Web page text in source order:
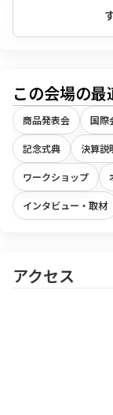
この会場の
商品発表会 国際
記念式典 決算説
ワークショップ
インタビュー・取材
アクセス